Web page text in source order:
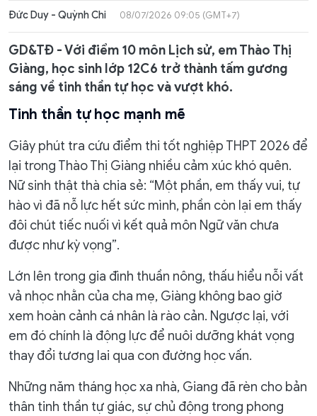
Đức Duy - Quỳnh Chi 08/07/2026 09:05 (GMT+7)
GD&TĐ - Với điểm 10 môn Lịch sử, em Thào Thị
Giàng, học sinh lớp 12C6 trở thành tấm gương
sáng về tinh thần tự học và vượt khó.
Tinh thần tự học mạnh mẽ
Giây phút tra cứu điểm thi tốt nghiệp THPT 2026 để
lại trong Thào Thị Giàng nhiều cảm xúc khó quên.
Nữ sinh thật thà chia sẻ: “Một phần, em thấy vui, tự
hào vì đã nỗ lực hết sức mình, phần còn lại em thấy
đôi chút tiếc nuối vì kết quả môn Ngữ văn chưa
được như kỳ vọng”.
Lớn lên trong gia đình thuần nông, thấu hiểu nỗi vất
vả nhọc nhằn của cha mẹ, Giàng không bao giờ
xem hoàn cảnh cá nhân là rào cản. Ngược lại, với
em đó chính là động lực để nuôi dưỡng khát vọng
thay đổi tương lai qua con đường học vấn.
Những năm tháng học xa nhà, Giang đã rèn cho bản
thân tinh thần tự giác, sự chủ động trong phong